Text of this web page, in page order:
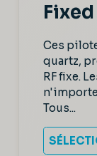
Ces
quartz,
RF fixe.
n'importe
Tous...